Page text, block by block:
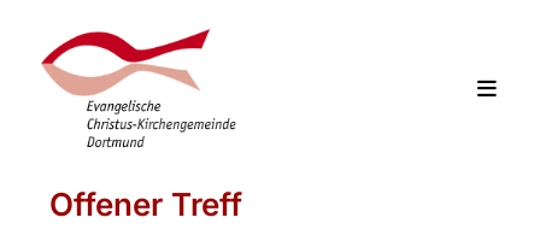
Offener Treff